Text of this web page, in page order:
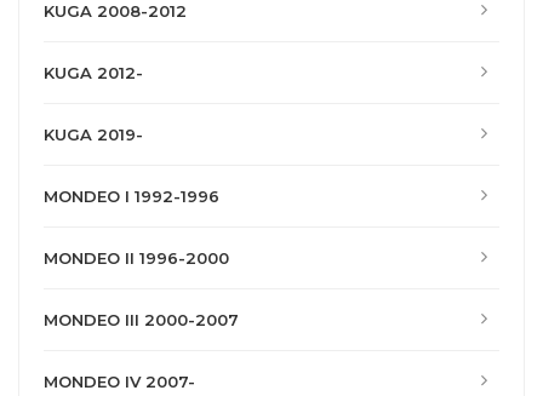
KUGA 2008-2012
KUGA 2012-
KUGA 2019-
MONDEO I 1992-1996
MONDEO II 1996-2000
MONDEO III 2000-2007
MONDEO IV 2007-